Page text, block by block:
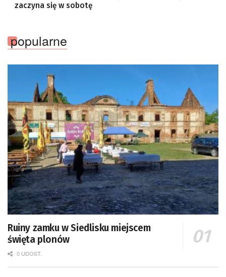
zaczyna się w sobotę
popularne
Ruiny zamku w Siedlisku miejscem
święta plonów
0 UDOST.